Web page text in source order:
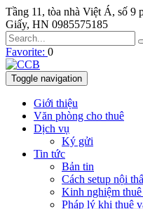
Tầng 11, tòa nhà Việt Á, số
Giấy, HN 0985575185
Favorite: 0
Toggle navigation
Giới thiệu
Văn phòng cho thuê
Dịch vụ
Ký gửi
Tin tức
Bản tin
Cách setup nội
Kinh nghiệm
Pháp lý khi thuê